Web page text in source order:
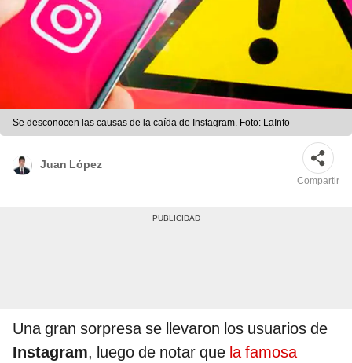
Se desconocen las causas de la caída de Instagram. Foto: LaInfo
Juan López
Compartir
Una gran sorpresa se llevaron los usuarios de
Instagram, luego de notar que la famosa